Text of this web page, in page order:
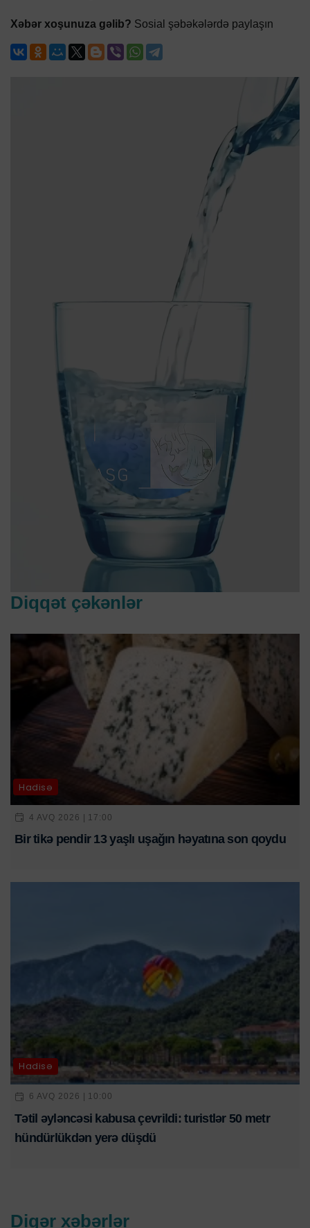
Xəbər xoşunuza gəlib? Sosial şəbəkələrdə paylaşın
Diqqət çəkənlər
Hadisə
4 AVQ 2026 | 17:00
Bir tikə pendir 13 yaşlı uşağın həyatına son qoydu
Hadisə
6 AVQ 2026 | 10:00
Tətil əyləncəsi kabusa çevrildi: turistlər 50 metr
hündürlükdən yerə düşdü
Digər xəbərlər